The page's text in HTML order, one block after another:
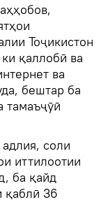
Тоҷикистон
қаллобӣ ва
ва
бештар ба
тамаъҷӯӣ
соли
иттилоотии
ба қайд
қаблӣ 36